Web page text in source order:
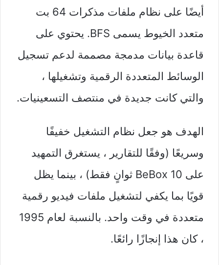
أيضًا على نظام ملفات مذكرات 64 بت
متعدد الخيوط يسمى BFS. يحتوي على
قاعدة بيانات مدمجة مصممة لدعم تسجيل
الوسائط المتعددة الرقمية وتشغيلها ،
والتي كانت جديدة في منتصف التسعينيات.
الهدف هو جعل نظام التشغيل خفيفًا
وسريعًا (وفقًا للتقارير ، يستغرق التمهيد
على BeBox 10 ثوانٍ فقط) ، بينما يظل
قويًا بما يكفي لتشغيل ملفات فيديو رقمية
متعددة في وقت واحد. بالنسبة لعام 1995
، كان هذا إنجازًا رائعًا.